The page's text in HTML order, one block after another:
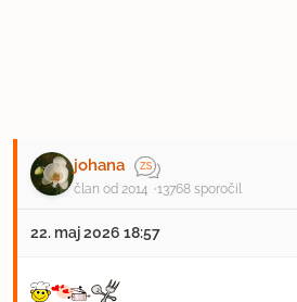
johana
član od 2014 13768 sporočil
22. maj 2026 18:57